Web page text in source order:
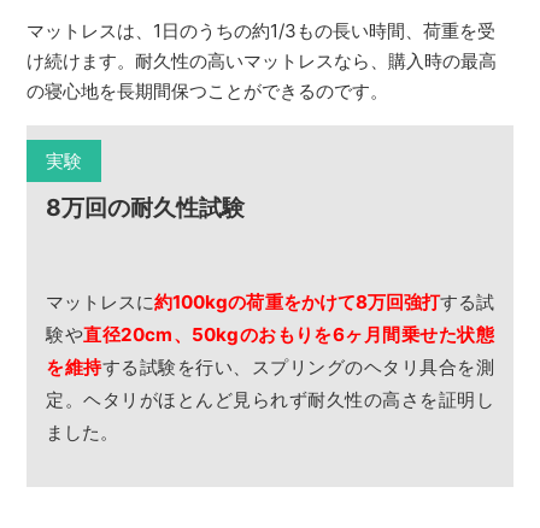
マットレスは、1日のうちの約1/3もの長い時間、荷重を受
け続けます。耐久性の高いマットレスなら、購入時の最高
の寝心地を長期間保つことができるのです。
実験
8万回の耐久性試験
マットレスに約100kgの荷重をかけて8万回強打する試
験や直径20cm、50kgのおもりを6ヶ月間乗せた状態
を維持する試験を行い、スプリングのヘタリ具合を測
定。ヘタリがほとんど見られず耐久性の高さを証明し
ました。